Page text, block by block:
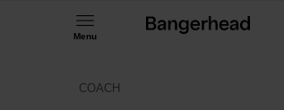
Menu
COACH